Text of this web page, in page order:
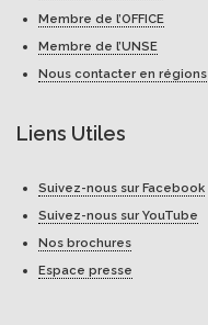
Membre de l’OFFICE
Membre de l’UNSE
Nous contacter en régions
Liens Utiles
Suivez-nous sur Facebook
Suivez-nous sur YouTube
Nos brochures
Espace presse